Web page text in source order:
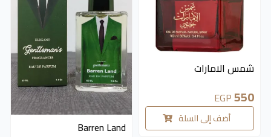
شمس الامارات
550
EGP
أضف إلى السلة Barren Land